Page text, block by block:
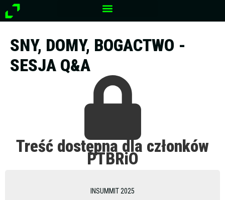
Przejdź
do
SNY, DOMY, BOGACTWO -
SESJA Q&A
Treść dostępna dla członków
PTBRiO
INSUMMIT 2025